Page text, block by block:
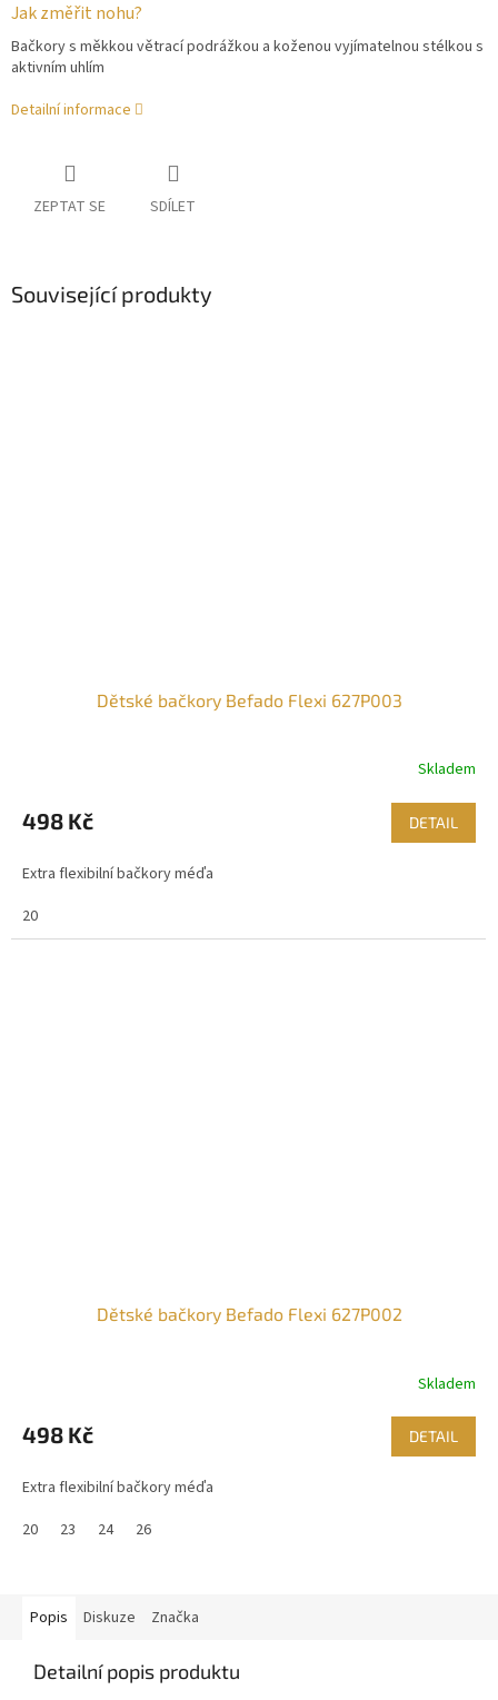
Jak změřit nohu?
Bačkory s měkkou větrací podrážkou a koženou vyjímatelnou stélkou s
aktivním uhlím
Detailní informace
ZEPTAT SE SDÍLET
Související produkty
Dětské bačkory Befado Flexi 627P003
Skladem
498 Kč DETAIL
Extra flexibilní bačkory méďa
20
Dětské bačkory Befado Flexi 627P002
Skladem
498 Kč DETAIL
Extra flexibilní bačkory méďa
20
23 24 26
Popis Diskuze Značka
Detailní popis produktu